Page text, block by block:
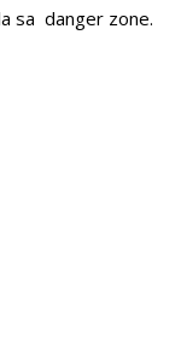
sa danger zone.